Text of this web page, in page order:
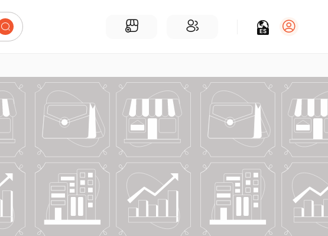
ES
Para Negocios
Añadir un negocio
Encuentre empresas cerca de ti
Comunidad
Encuentra personas cerca de ti